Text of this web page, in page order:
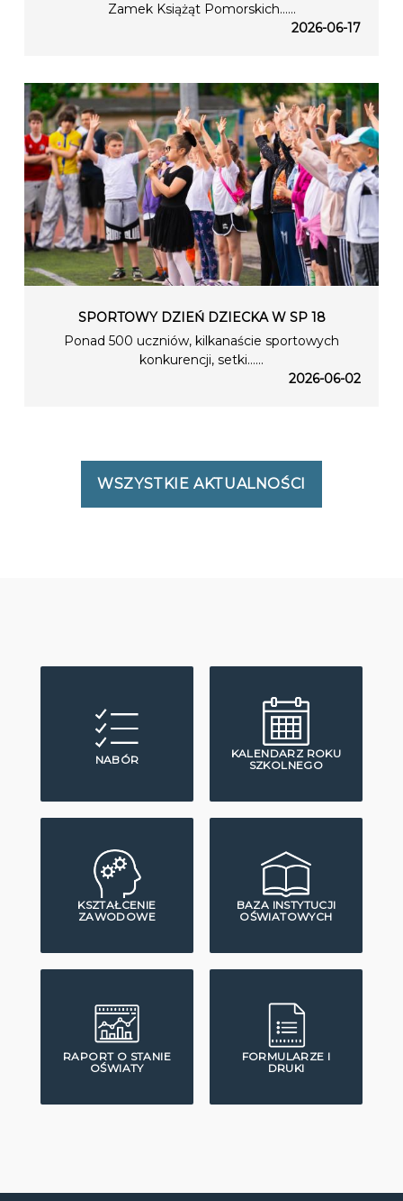
Zamek Książąt Pomorskich…...
2026-06-17
SPORTOWY DZIEŃ DZIECKA W SP 18
Ponad 500 uczniów, kilkanaście sportowych
konkurencji, setki…...
2026-06-02
WSZYSTKIE AKTUALNOŚCI
NABÓR
KALENDARZ ROKU
SZKOLNEGO
KSZTAŁCENIE
ZAWODOWE
BAZA INSTYTUCJI
OŚWIATOWYCH
RAPORT O STANIE
OŚWIATY
FORMULARZE I
DRUKI